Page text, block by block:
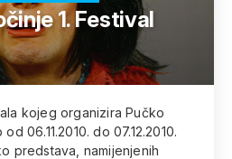
1. Festival
kojeg organizira Pučko
06.11.2010. do 07.12.2010.
predstava, namijenjenih